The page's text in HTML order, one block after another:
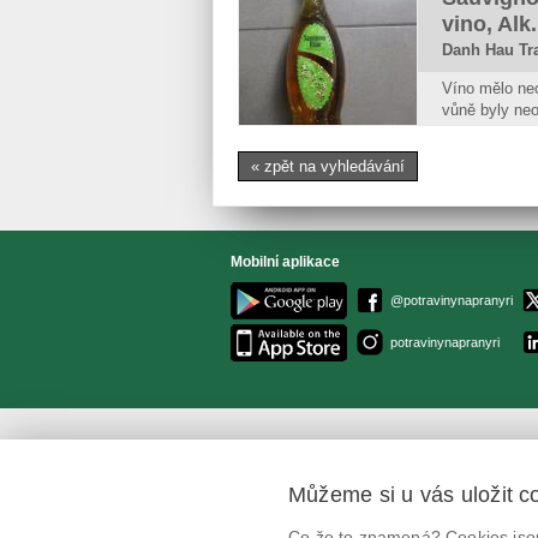
vino,
AURVIN
Danh Hau
Víno mělo
vůně byly
« zpět na vyhledávání
Mobilní aplikace
@potravinynapranyri
potravinynapranyri
Můžeme si u vás uložit